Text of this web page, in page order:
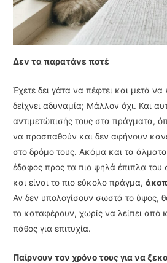
Δεν τα παρατάνε ποτέ
Έχετε δει γάτα να πέφτει και μετά να
δείχνει αδυναμία; Μάλλον όχι. Και
αντιμετώπισής τους στα πράγματα,
να προσπαθούν και δεν αφήνουν
στο δρόμο τους. Ακόμα και τα
έδαφος προς τα πιο ψηλά έπιπλα του
και είναι το πιο εύκολο πράγμα,
Αν δεν υπολογίσουν σωστά το ύψος,
το καταφέρουν, χωρίς να λείπει από
πάθος για επιτυχία.
Παίρνουν τον χρόνο τους για να